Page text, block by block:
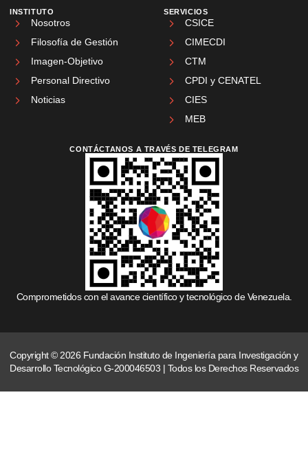
INSTITUTO
Nosotros
Filosofía de Gestión
Imagen-Objetivo
Personal Directivo
Noticias
SERVICIOS
CSICE
CIMECDI
CTM
CPDI y CENATEL
CIES
MEB
CONTÁCTANOS A TRAVÉS DE TELEGRAM
Comprometidos con el avance científico y tecnológico de Venezuela.
Copyright © 2026 Fundación Instituto de Ingeniería para Investigación y
Desarrollo Tecnológico G-200046503 | Todos los Derechos Reservados